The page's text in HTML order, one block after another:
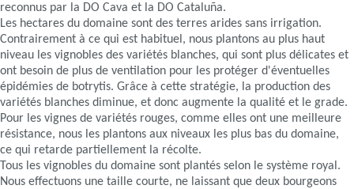
reconnus par la DO Cava et la DO Cataluña.
Les hectares du domaine sont des terres arides sans irrigation.
Contrairement à ce qui est habituel, nous plantons au plus haut
niveau les vignobles des variétés blanches, qui sont plus délicates et
ont besoin de plus de ventilation pour les protéger d'éventuelles
épidémies de botrytis. Grâce à cette stratégie, la production des
variétés blanches diminue, et donc augmente la qualité et le grade.
Pour les vignes de variétés rouges, comme elles ont une meilleure
résistance, nous les plantons aux niveaux les plus bas du domaine,
ce qui retarde partiellement la récolte.
Tous les vignobles du domaine sont plantés selon le système royal.
Nous effectuons une taille courte, ne laissant que deux bourgeons